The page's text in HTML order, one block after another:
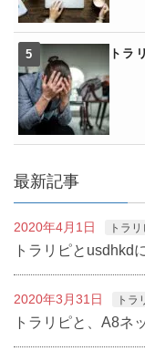
トラ
最新記事
2020年4月1日 トラ
トラリピとusdhkd
2020年3月31日 トラ
トラリピと、A8ネ